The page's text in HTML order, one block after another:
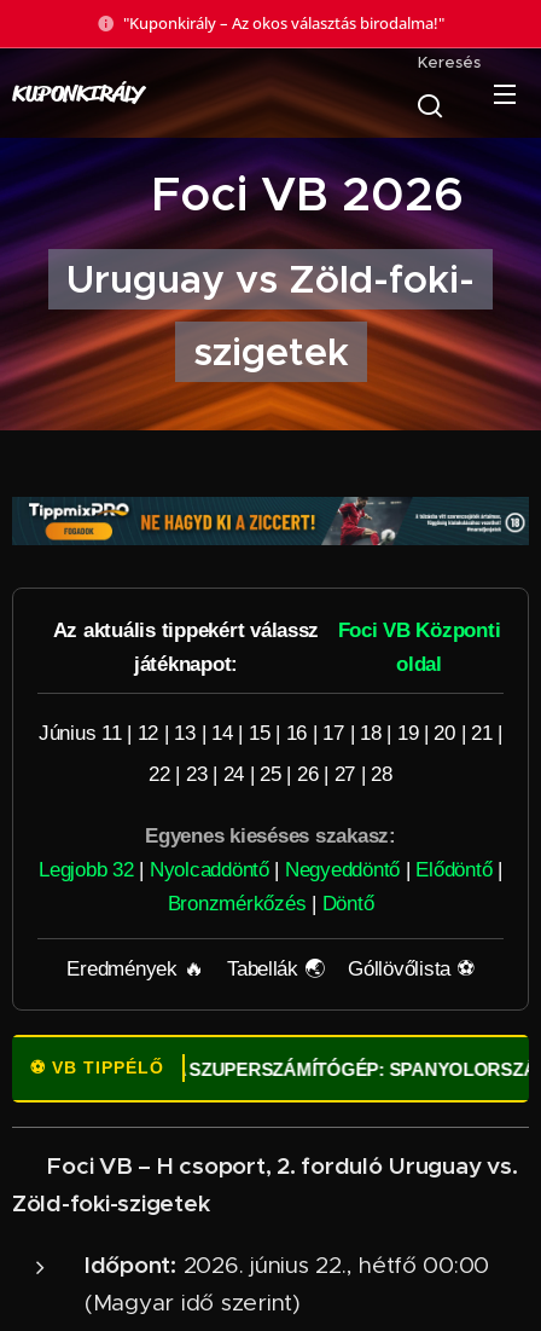
"Kuponkirály – Az okos választás birodalma!"
KUPONKIRÁLY
Keresés
🏆 Foci VB 2026
Uruguay vs Zöld-foki-
szigetek
Az aktuális tippekért válassz
játéknapot:
Foci VB Központi
oldal
Június 11| 12 | 13| 14| 15| 16 | 17| 18| 19| 20| 21|
22| 23| 24 | 25| 26| 27 | 28
Egyenes kieséses szakasz:
Legjobb 32| Nyolcaddöntő| Negyeddöntő | Elődöntő|
Bronzmérkőzés | Döntő
Eredmények 🔥 Tabellák 🌏 Góllövőlista ⚽
⚽ VB TIPPÉLŐ
⚽ OPTA SZUPERSZÁMÍTÓGÉP: SPANYOLORSZÁG A
Foci VB – H csoport, 2. forduló Uruguay vs.
Zöld-foki-szigetek
Időpont: 2026. június 22., hétfő 00:00
(Magyar idő szerint)